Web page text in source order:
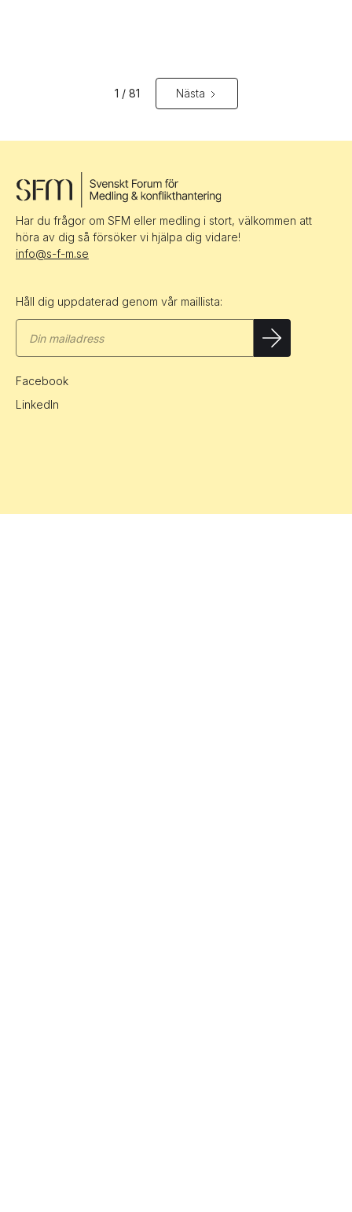
1 / 81 Nästa
Har du frågor om SFM eller medling i stort, välkommen att
höra av dig så försöker vi hjälpa dig vidare!
info@s-f-m.se
Håll dig uppdaterad genom vår maillista:
Facebook
LinkedIn